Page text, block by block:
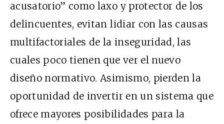
acusatorio” como laxo y protector de los
delincuentes, evitan lidiar con las causas
multifactoriales de la inseguridad, las
cuales poco tienen que ver el nuevo
diseño normativo. Asimismo, pierden la
oportunidad de invertir en un sistema que
ofrece mayores posibilidades para la